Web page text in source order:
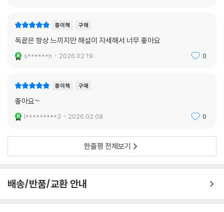
종이책 구매
독끝은 항상 느끼지만 해설이 자세해서 너무 좋아요
s******n 2026.02.19. 0
종이책 구매
좋아요~
l*********3 2026.02.08. 0
한줄평 전체보기
배송/반품/교환 안내